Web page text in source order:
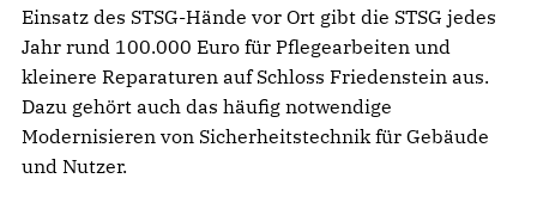
Einsatz des STSG-Hände vor Ort gibt die STSG jedes
Jahr rund 100.000 Euro für Pflegearbeiten und
kleinere Reparaturen auf Schloss Friedenstein aus.
Dazu gehört auch das häufig notwendige
Modernisieren von Sicherheitstechnik für Gebäude
und Nutzer.